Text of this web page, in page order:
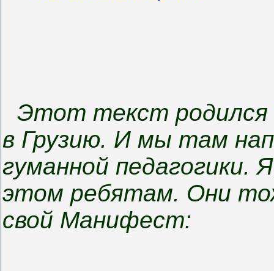
Этот текст родился
в Грузию. И мы там
гуманной педагогики.
этом ребятам. Они
свой Манифест: